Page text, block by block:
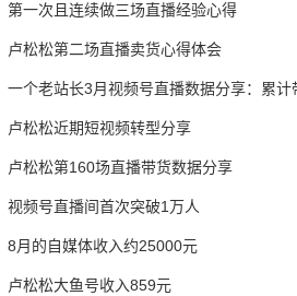
第一次且连续做三场直播经验心得
卢松松第二场直播卖货心得体会
一个老站长3月视频号直播数据分享：累计
65万
卢松松近期短视频转型分享
卢松松第160场直播带货数据分享
视频号直播间首次突破1万人
8月的自媒体收入约25000元
卢松松大鱼号收入859元